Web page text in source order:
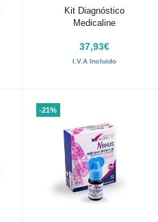
Añadir al carrito
Kit Diagnóstico
Medicaline
37,93€
I.V.A Incluido
-21%